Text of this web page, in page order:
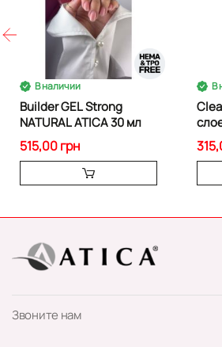
В наличии
Builder GEL Strong
NATURAL ATICA 30 мл
515,00 грн
В
Звоните нам